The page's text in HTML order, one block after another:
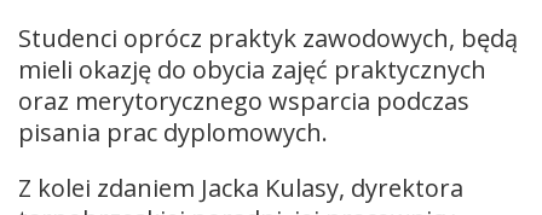
Studenci oprócz praktyk zawodowych, będą
mieli okazję do obycia zajęć praktycznych
oraz merytorycznego wsparcia podczas
pisania prac dyplomowych.
Z kolei zdaniem Jacka Kulasy, dyrektora